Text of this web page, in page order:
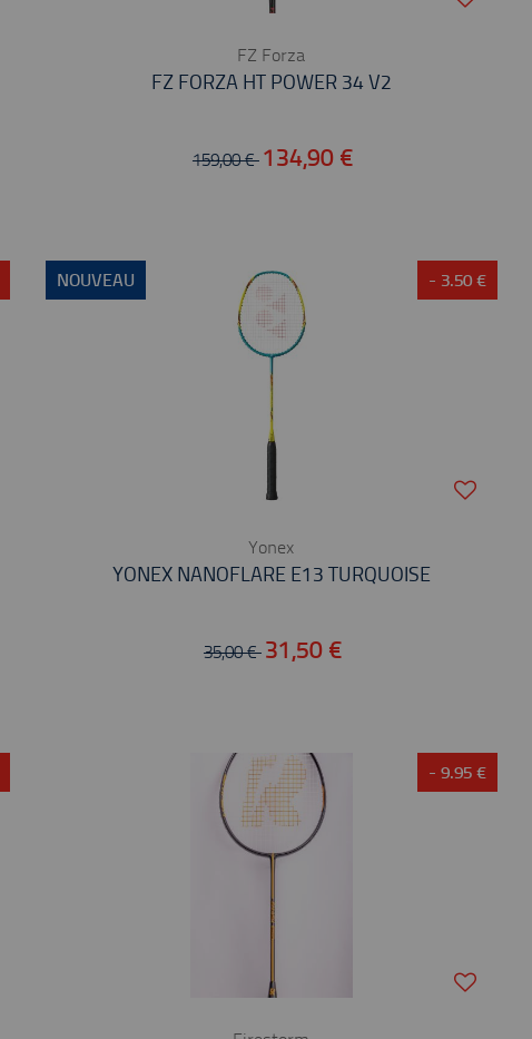
FZ Forza
FZ FORZA HT POWER 34 V2
159,00 € 134,90 €
NOUVEAU - 3.50 €
Yonex
YONEX NANOFLARE E13 TURQUOISE
35,00 € 31,50 €
- 9.95 €